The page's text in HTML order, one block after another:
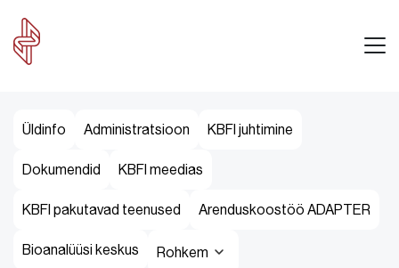
Üldinfo Administratsioon KBFI juhtimine
Dokumendid KBFI meedias
KBFI pakutavad teenused Arenduskoostöö ADAPTER
Bioanalüüsi keskus Rohkem